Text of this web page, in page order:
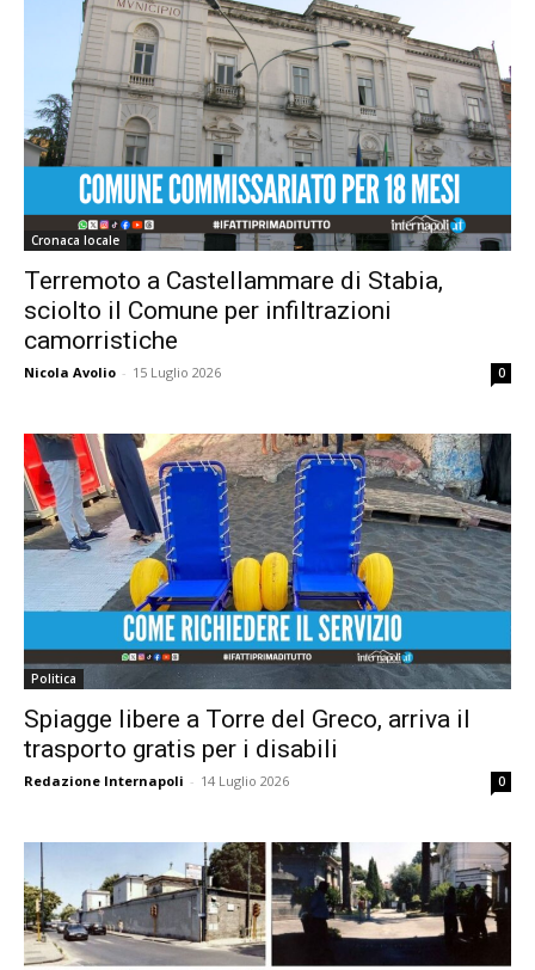
Cronaca locale
Terremoto a Castellammare di Stabia,
sciolto il Comune per infiltrazioni
camorristiche
Nicola Avolio - 15 Luglio 2026 0
Politica
Spiagge libere a Torre del Greco, arriva il
trasporto gratis per i disabili
Redazione Internapoli - 14 Luglio 2026 0